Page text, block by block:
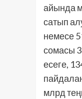
айында
сатып
немесе
сомасы
есеге,
млрд